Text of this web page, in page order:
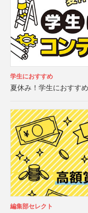
学生におすすめ
夏休み！学生におすす
編集部セレクト